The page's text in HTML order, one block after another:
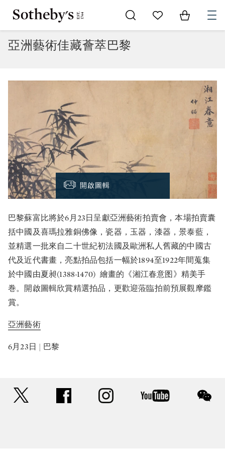
Go to My Favorites
Items in
亞洲藝術佳藏薈萃巴黎
開啟圖輯
巴黎蘇富比將於6月23日呈獻亞洲藝術拍賣會，本場拍賣囊
括中國及喜瑪拉雅銅佛像，瓷器，玉器，漆器，景泰藍，
並精選一批來自二十世紀初法國及歐洲私人舊藏的中國古
代及近代書畫，亮點拍品包括一幅於1894至1922年間蒐集
於中國由夏昶(1388-1470) 繪畫的《湘江春意图》精美手
巻。開啟圖輯欣賞精選拍品，更歡迎蒞臨拍前預展觀摩鑑
賞。
亞洲藝術
6月23日 | 巴黎
facebook instagram youtube